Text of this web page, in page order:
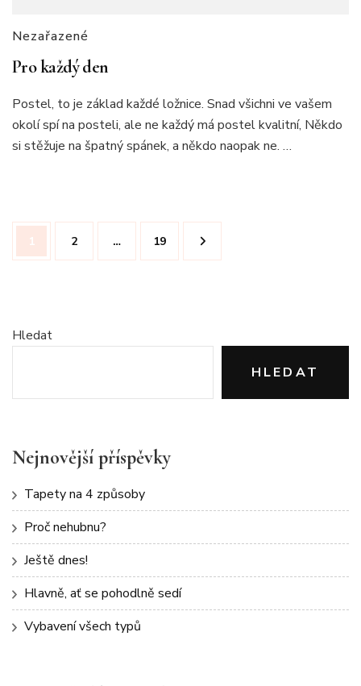
Nezařazené
Pro každý den
Postel, to je základ každé ložnice. Snad všichni ve vašem
okolí spí na posteli, ale ne každý má postel kvalitní, Někdo
si stěžuje na špatný spánek, a někdo naopak ne. …
Stránkování
příspěvků
Stránka
1 Stránka
2 … Stránka
19
Hledat
HLEDAT
Nejnovější příspěvky
Tapety na 4 způsoby
Proč nehubnu?
Ještě dnes!
Hlavně, ať se pohodlně sedí
Vybavení všech typů